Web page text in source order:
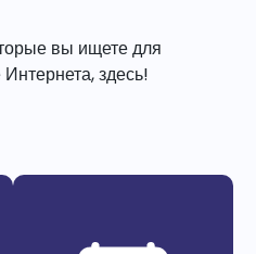
вы ищете для
здесь!